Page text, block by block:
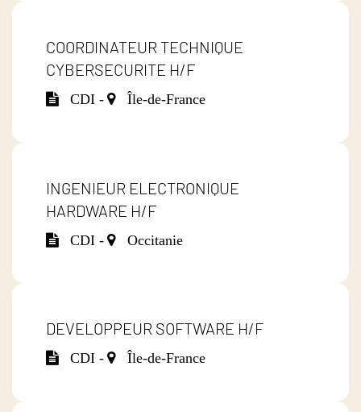
COORDINATEUR TECHNIQUE
CYBERSECURITE H/F
CDI - Île-de-France
INGENIEUR ELECTRONIQUE
HARDWARE H/F
CDI - Occitanie
DEVELOPPEUR SOFTWARE H/F
CDI - Île-de-France